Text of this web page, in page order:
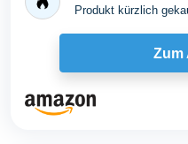
Produkt kürzlich
Zum